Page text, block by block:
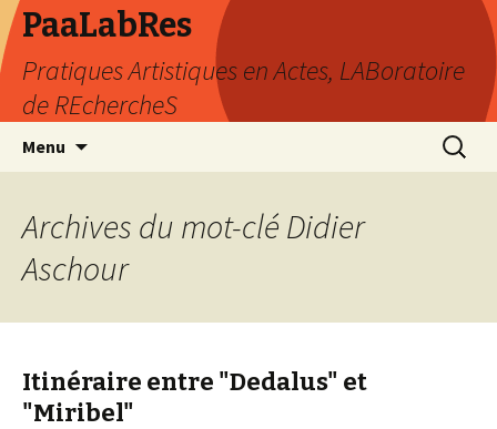
PaaLabRes
Pratiques Artistiques en Actes, LABoratoire
de REchercheS
Menu
principal
Archives du mot-clé Didier
Aschour
Itinéraire entre "Dedalus" et
"Miribel"